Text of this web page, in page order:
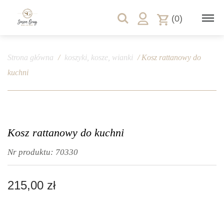
(0)
Strona główna / koszyki, kosze, wianki / Kosz rattanowy do
kuchni
Kosz rattanowy do kuchni
Nr produktu: 70330
215,00 zł